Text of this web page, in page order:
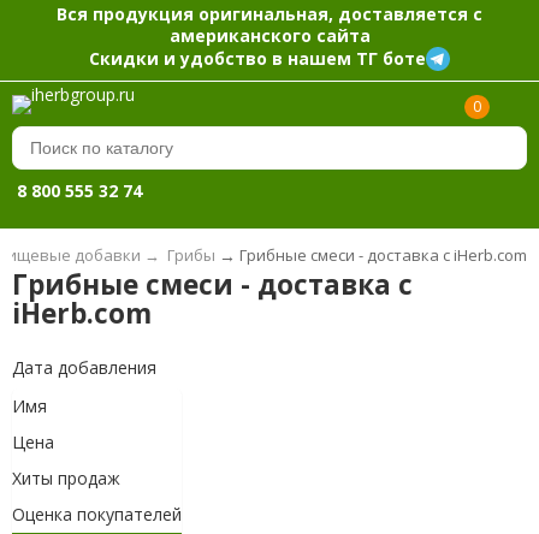
Вся продукция оригинальная, доставляется с
американского сайта
Скидки и удобство в нашем ТГ боте
0
8 800 555 32 74
добавки → Грибы → Грибные смеси - доставка с iHerb.com
Грибные смеси - доставка с
iHerb.com
Дата добавления
Имя
Цена
Хиты продаж
Оценка покупателей